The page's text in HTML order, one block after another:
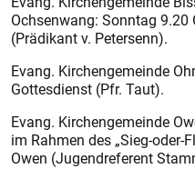
Ochsen­wang: Sonntag
(Prädikant v. Petersenn).
Evang. Kirchengemeinde
Gottesdienst (Pfr. Taut).
Evang. Kirchengemeinde
im Rahmen des „Sieg-oder-
Owen (Jugendreferent